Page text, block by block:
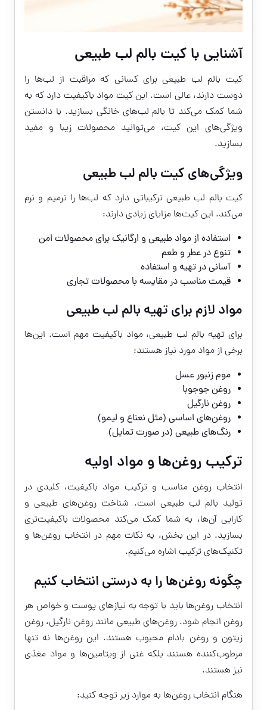
آشنایی با کیت بالم لب طبیعی
کیت بالم لب طبیعی برای کسانی که مراقبت از لب‌ها را
دوست دارند، عالی است. این کیت مواد باکیفیت دارد که به
شما کمک می‌کند تا بالم لب‌های خانگی بسازید. با دانستن
ویژگی‌های این کیت، می‌توانید محصولات زیبا و مفید
بسازید.
ویژگی‌های کیت بالم لب طبیعی
کیت بالم لب طبیعی ترکیباتی دارد که لب‌ها را ترمیم و نرم
می‌کند. این کیت‌ها مزایای زیادی دارند:
استفاده از مواد طبیعی و ارگانیک برای محصولات امن
تنوع در عطر و طعم
آسانی در تهیه و استفاده
قیمت مناسب در مقایسه با محصولات تجاری
مواد لازم برای تهیه بالم لب طبیعی
برای تهیه بالم لب طبیعی، مواد باکیفیت مهم است. این‌ها
برخی از مواد مورد نیاز هستند:
موم زنبور عسل
روغن جوجوبا
روغن نارگیل
روغن‌های اساسی (مثل نعناع و لیمو)
رنگ‌های طبیعی (در صورت تمایل)
ترکیب روغن‌ها و مواد اولیه
انتخاب روغن مناسب و ترکیب مواد باکیفیت، کلیدی در
تولید بالم لب طبیعی است. شناخت روغن‌های طبیعی و
کارایی آن‌ها، به شما کمک می‌کند محصولات باکیفیت‌تری
بسازید. در این بخش، به نکات مهم در انتخاب روغن‌ها و
تکنیک‌های ترکیب اشاره می‌کنیم.
چگونه روغن‌ها را به درستی انتخاب کنیم
انتخاب روغن‌ها باید با توجه به نیازهای پوست و خواص هر
روغن انجام شود. روغن‌های طبیعی مانند روغن نارگیل، روغن
زیتون و روغن بادام محبوب هستند. این روغن‌ها نه تنها
مرطوب‌کننده هستند بلکه غنی از ویتامین‌ها و مواد مغذی
نیز هستند.
هنگام انتخاب روغن‌ها به موارد زیر توجه کنید: